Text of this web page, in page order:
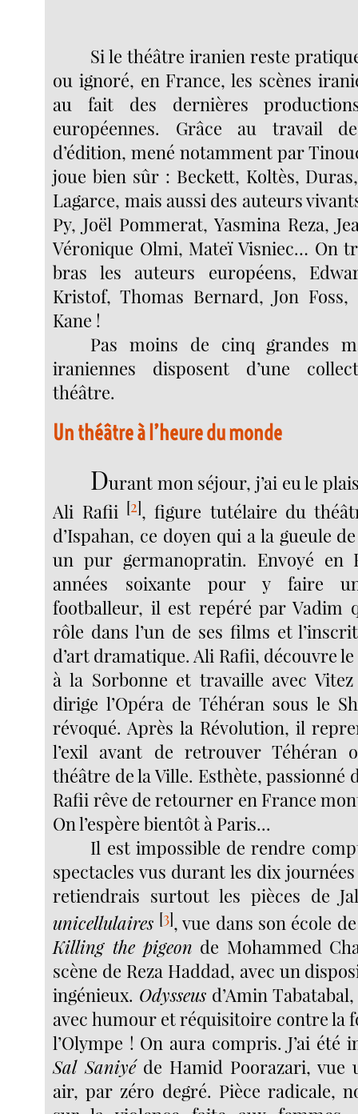
Si le théâtre iranien reste
ou ignoré, en France, les scènes
au fait des dernières
européennes. Grâce au travail
d’édition, mené notamment par
joue bien sûr : Beckett, Koltès,
Lagarce, mais aussi des auteurs
Py, Joël Pommerat, Yasmina Reza,
Véronique Olmi, Mateï Visniec… On
bras les auteurs européens,
Kristof, Thomas Bernard, Jon
Kane !
Pas moins de cinq grandes
iraniennes disposent d’une
théâtre.
Un théâtre à l’heure du monde
Durant mon séjour, j’ai eu le
Ali Rafii [2], figure tutélaire du
d’Ispahan, ce doyen qui a la gueule
un pur germanopratin. Envoyé en
années soixante pour y faire
footballeur, il est repéré par Vadim
rôle dans l’un de ses films et
d’art dramatique. Ali Rafii, découvre
à la Sorbonne et travaille avec
dirige l’Opéra de Téhéran sous le
révoqué. Après la Révolution, il
l’exil avant de retrouver Téhéran
théâtre de la Ville. Esthète, passionné
Rafii rêve de retourner en France
On l’espère bientôt à Paris...
Il est impossible de rendre
spectacles vus durant les dix
retiendrais surtout les pièces de
unicellulaires [3], vue dans son école
Killing the pigeon de Mohammed
scène de Reza Haddad, avec un
ingénieux. Odysseus d’Amin
avec humour et réquisitoire contre la
l’Olympe ! On aura compris. J’ai été
Sal Saniyéde Hamid Poorazari, vue
air, par zéro degré. Pièce radicale,